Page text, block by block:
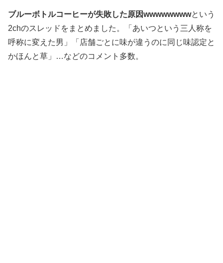
ブルーボトルコーヒーが失敗した原因wwwwwwwwという
2chのスレッドをまとめました。「あいつという三人称を
呼称に変えた男」「店舗ごとに味が違うのに同じ味認定と
かほんと草」…などのコメント多数。